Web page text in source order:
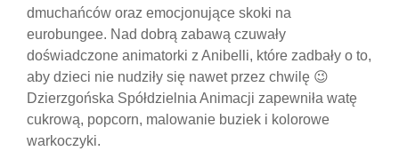
dmuchańców oraz emocjonujące skoki na
eurobungee. Nad dobrą zabawą czuwały
doświadczone animatorki z Anibelli, które zadbały o to,
aby dzieci nie nudziły się nawet przez chwilę 😉
Dzierzgońska Spółdzielnia Animacji zapewniła watę
cukrową, popcorn, malowanie buziek i kolorowe
warkoczyki.